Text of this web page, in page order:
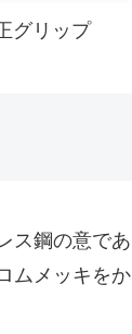
グリップ
ス鋼の意であ
ムメッキをか